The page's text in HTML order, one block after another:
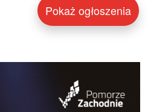
Pokaż ogłoszenia